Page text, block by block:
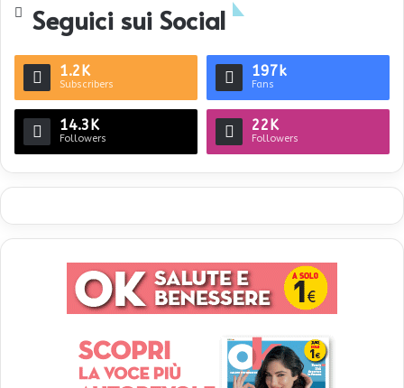
Seguici sui Social
1.2K
Subscribers
197k
Fans
14.3K
Followers
22K
Followers